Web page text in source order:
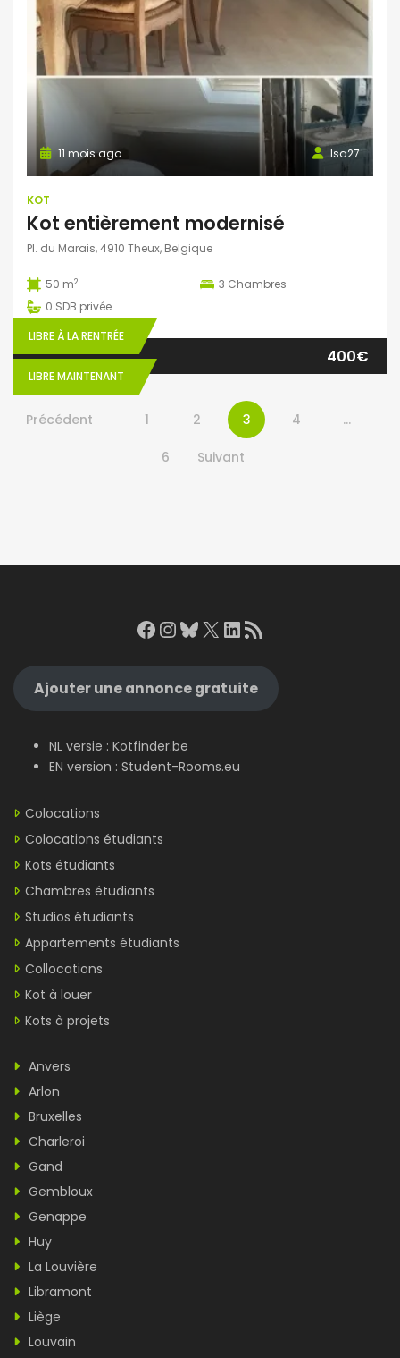
Isa27
11 mois ago
KOT
Kot entièrement modernisé
Pl. du Marais, 4910 Theux, Belgique
50 m2 3 Chambres
0 SDB privée
LIBRE À LA RENTRÉE
LIBRE MAINTENANT
400€
Précédent 1 2 3 4 …
6 Suivant
Facebook
Instagram
Bluesky
X LinkedIn
RSS Feed
Ajouter une annonce gratuite
NL versie : Kotfinder.be
EN version : Student-Rooms.eu
Colocations
Colocations étudiants
Kots étudiants
Chambres étudiants
Studios étudiants
Appartements étudiants
Collocations
Kot à louer
Kots à projets
Anvers
Arlon
Bruxelles
Charleroi
Gand
Gembloux
Genappe
Huy
La Louvière
Libramont
Liège
Louvain